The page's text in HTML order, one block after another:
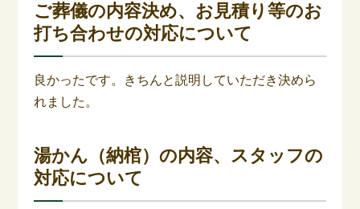
ご葬儀の内容決め、お見積り等のお
打ち合わせの対応について
良かったです。きちんと説明していただき決めら
れました。
湯かん（納棺）の内容、スタッフの
対応について